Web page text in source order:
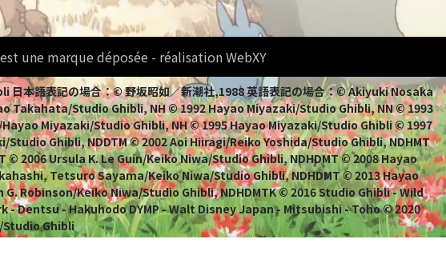
une marque déposée - réalisation WebXY
語表記の場合：© 野坂昭如／新潮社,1988 英語表記の場合：© Akiyuki Nosaka
Takahata/Studio Ghibli, NH © 1992 Hayao Miyazaki/Studio Ghibli, NN © 1993
Miyazaki/Studio Ghibli, NH © 1995 Hayao Miyazaki/Studio Ghibli © 1997
Ghibli, NDDTM © 2002 Aoi Hiiragi/Reiko Yoshida/Studio Ghibli, NDHMT
2006 Ursula K. Le Guin/Keiko Niwa/Studio Ghibli, NDHDMT © 2008 Hayao
Tetsuro Sayama/Keiko Niwa/Studio Ghibli, NDHDMT © 2013 Hayao
Robinson/Keiko Niwa/Studio Ghibli, NDHDMTK © 2016 Studio Ghibli - Wild
Dentsu - Hakuhodo DYMP - Walt Disney Japan - Mitsubishi - Toho © 2020
Studio Ghibli